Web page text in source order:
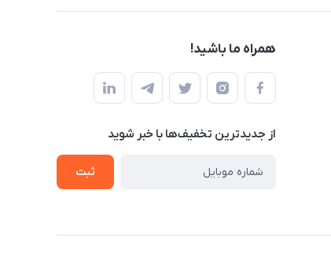
همراه ما باشید!
از جدید‌ترین تخفیف‌ها با‌ خبر شوید
ثبت